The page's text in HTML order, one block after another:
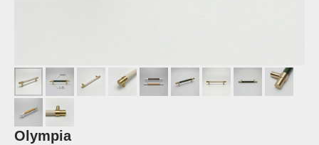
Olympia